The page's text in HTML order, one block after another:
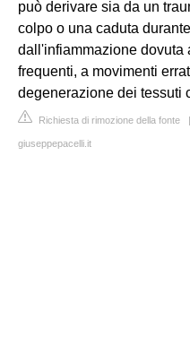
può derivare sia da un
colpo o una caduta
dall'infiammazione dovuta
frequenti, a movimenti
degenerazione dei tessuti
Richiesta di rimozione della fonte
giuseppepacelli.it